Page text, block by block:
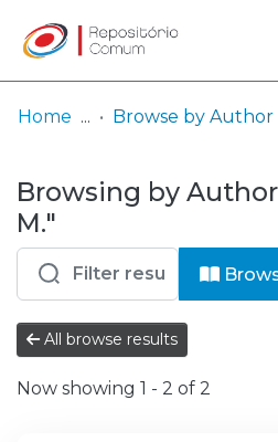
& Collections
Browse repository
Entities
Log
In
(current)
Home Browse by Author
Browsing by
M."
All browse results
Now showing 1 - 2 of 2